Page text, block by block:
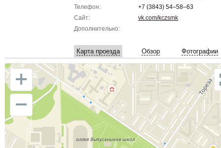
Телефон:
+7 (3843) 54‒58‒63
Сайт:
vk.com/kczsmk
Дополнительно:
Карта проезда Обзор Фотографии